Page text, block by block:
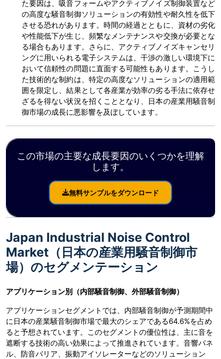
た要因は、吸音フォームやアクティブノイズ制御装置など
の高度な騒音制御ソリューションの有効性や耐久性を低下
させる恐れがあります。時間の経過とともに、資材の劣化
や性能低下が生じ、頻繁なメンテナンスや交換が必要とな
る場合もあります。さらに、アクティブノイズキャンセリ
ングに用いられる電子システムは、干渉の激しい環境下に
おいて信頼性の問題に直面する可能性もあります。こうし
た技術的な制約は、特定の高度なソリューションの適用範
囲を限定し、結果として各産業が効率の劣る手法に依存せ
ざるを得ない状況を招くこととなり、日本の産業用騒音制
御市場の成長に悪影響を及ぼしています。
この市場の主要な成長要因のいくつかを理解
します。
無料サンプルをダウンロード
Japan Industrial Noise Control
Market（日本の産業用騒音制御市
場）のセグメンテーション
アプリケーション別（内部騒音制御、外部騒音制御）
アプリケーションセグメントでは、内部騒音制御が予測期間中
に日本の産業騒音制御市場で最大のシェアである64.6%を占め
ると予想されています。このセグメントの優位性は、主に音を
遮断する技術の高い効果によって推進されています。音響パネ
ル、防音バリア、振動アイソレーターなどのソリューション